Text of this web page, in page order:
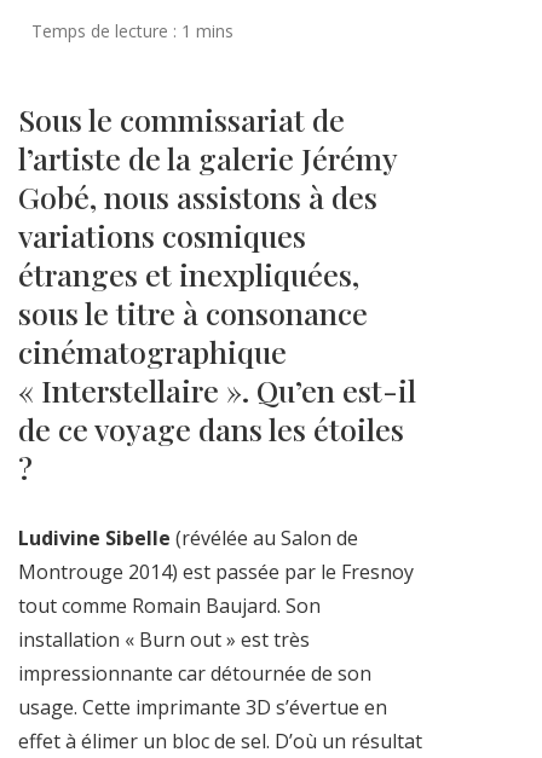
Sous le commissariat de
l’artiste de la galerie Jérémy
Gobé, nous assistons à des
variations cosmiques
étranges et inexpliquées,
sous le titre à consonance
cinématographique
« Interstellaire ». Qu’en est-il
de ce voyage dans les étoiles
?
Ludivine Sibelle (révélée au Salon de
Montrouge 2014) est passée par le Fresnoy
tout comme Romain Baujard. Son
installation « Burn out » est très
impressionnante car détournée de son
usage. Cette imprimante 3D s’évertue en
effet à élimer un bloc de sel. D’où un résultat